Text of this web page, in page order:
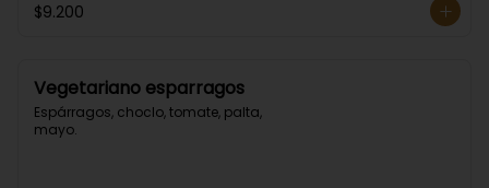
$9.200
Vegetariano esparragos
Espárragos, choclo, tomate, palta,
mayo.